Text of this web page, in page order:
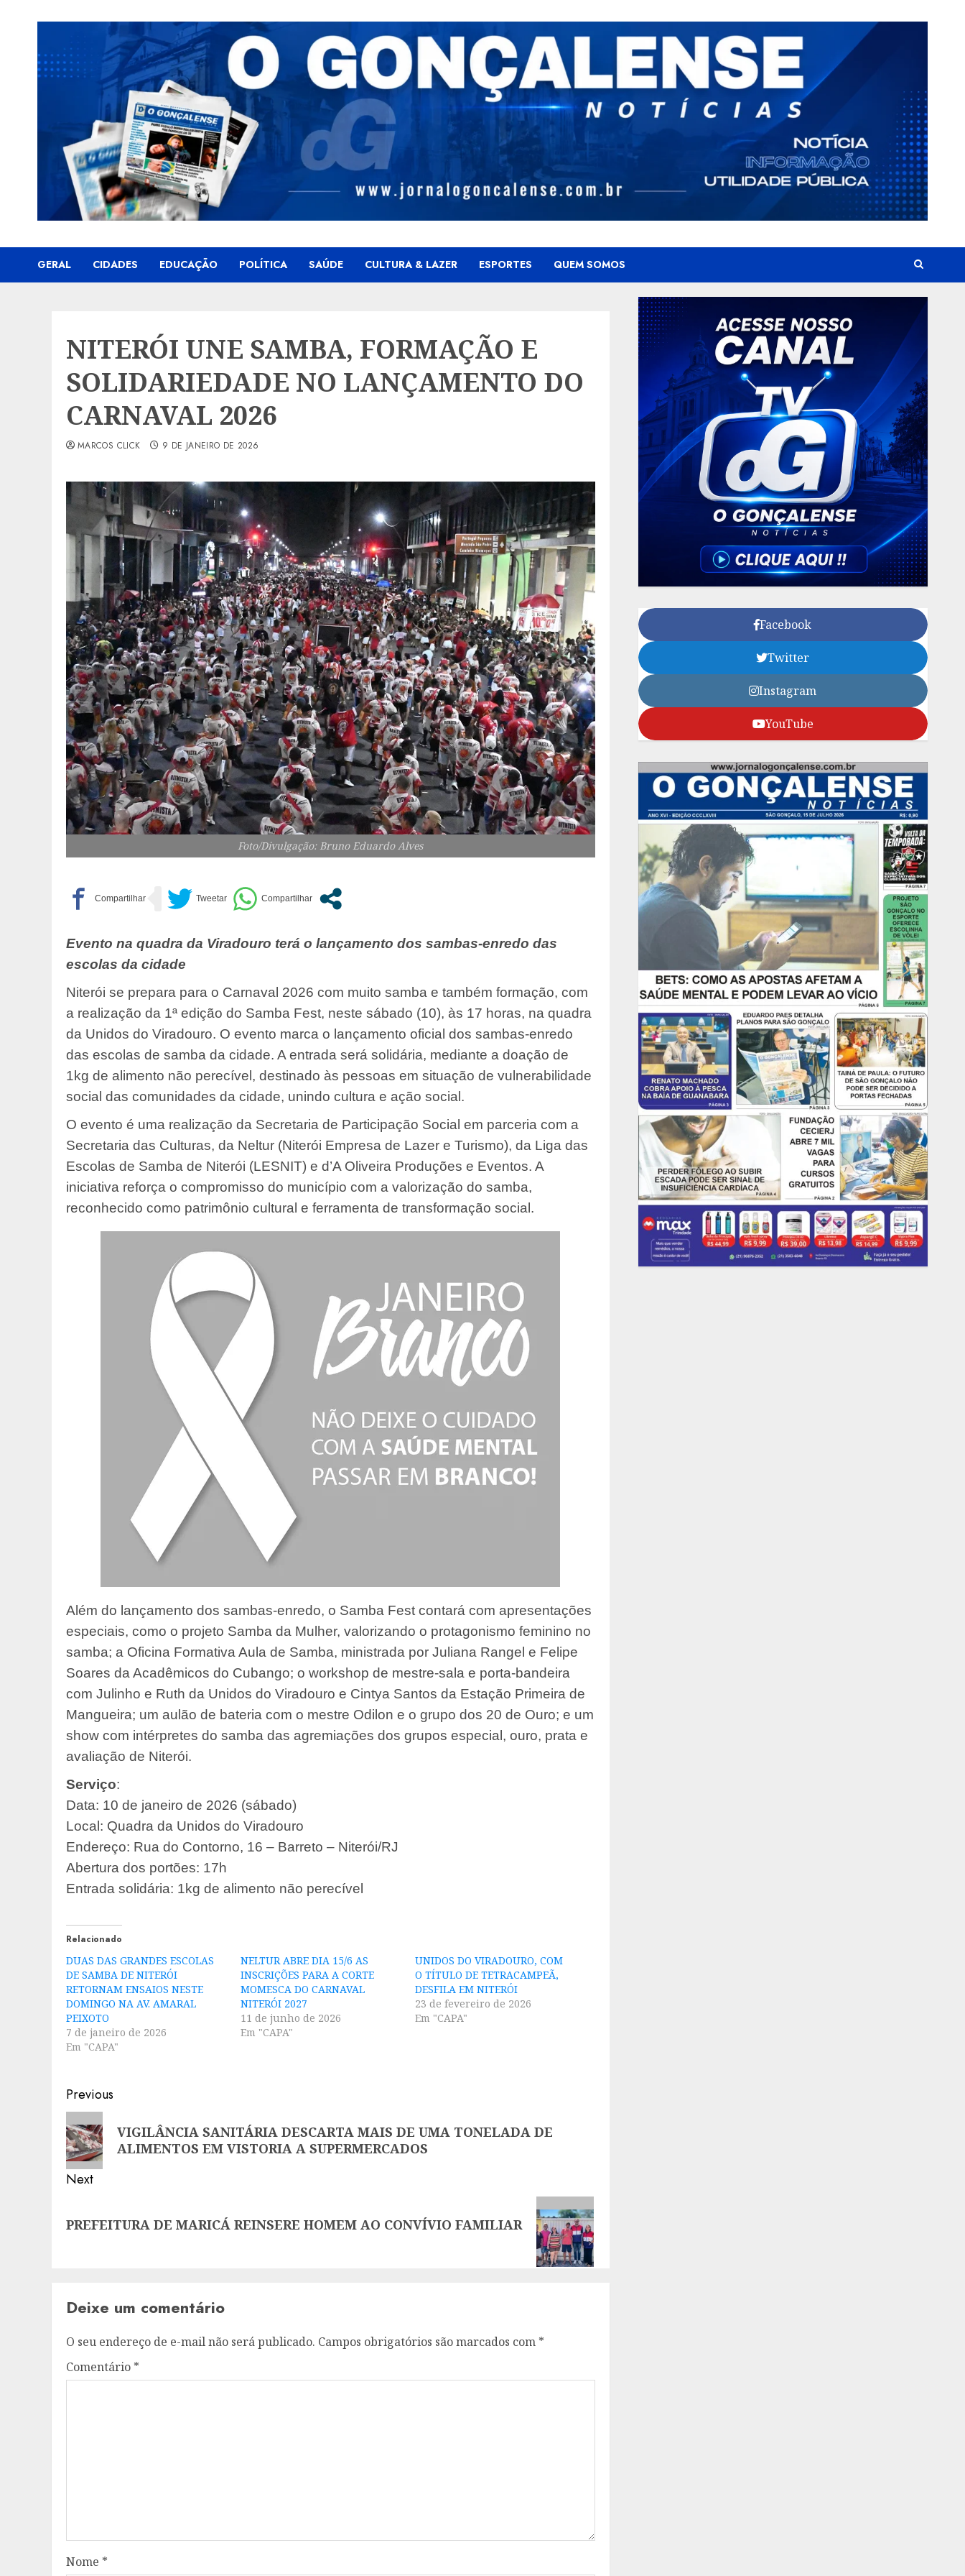
GERAL CIDADES EDUCAÇÃO POLÍTICA SAÚDE CULTURA & LAZER ESPORTES QUEM SOMOS
NITERÓI UNE SAMBA, FORMAÇÃO E
SOLIDARIEDADE NO LANÇAMENTO DO
CARNAVAL 2026
MARCOS CLICK 9 DE JANEIRO DE 2026
Foto/Divulgação: Bruno Eduardo Alves
Evento na quadra da Viradouro terá o lançamento dos sambas-enredo das
escolas da cidade
Niterói se prepara para o Carnaval 2026 com muito samba e também formação, com
a realização da 1ª edição do Samba Fest, neste sábado (10), às 17 horas, na quadra
da Unidos do Viradouro. O evento marca o lançamento oficial dos sambas-enredo
das escolas de samba da cidade. A entrada será solidária, mediante a doação de
1kg de alimento não perecível, destinado às pessoas em situação de vulnerabilidade
social das comunidades da cidade, unindo cultura e ação social.
O evento é uma realização da Secretaria de Participação Social em parceria com a
Secretaria das Culturas, da Neltur (Niterói Empresa de Lazer e Turismo), da Liga das
Escolas de Samba de Niterói (LESNIT) e d’A Oliveira Produções e Eventos. A
iniciativa reforça o compromisso do município com a valorização do samba,
reconhecido como patrimônio cultural e ferramenta de transformação social.
Além do lançamento dos sambas-enredo, o Samba Fest contará com apresentações
especiais, como o projeto Samba da Mulher, valorizando o protagonismo feminino no
samba; a Oficina Formativa Aula de Samba, ministrada por Juliana Rangel e Felipe
Soares da Acadêmicos do Cubango; o workshop de mestre-sala e porta-bandeira
com Julinho e Ruth da Unidos do Viradouro e Cintya Santos da Estação Primeira de
Mangueira; um aulão de bateria com o mestre Odilon e o grupo dos 20 de Ouro; e um
show com intérpretes do samba das agremiações dos grupos especial, ouro, prata e
avaliação de Niterói.
Serviço:
Data: 10 de janeiro de 2026 (sábado)
Local: Quadra da Unidos do Viradouro
Endereço: Rua do Contorno, 16 – Barreto – Niterói/RJ
Abertura dos portões: 17h
Entrada solidária: 1kg de alimento não perecível
Relacionado
DUAS DAS GRANDES ESCOLAS
DE SAMBA DE NITERÓI
RETORNAM ENSAIOS NESTE
DOMINGO NA AV. AMARAL
PEIXOTO
7 de janeiro de 2026
Em "CAPA"
NELTUR ABRE DIA 15/6 AS
INSCRIÇÕES PARA A CORTE
MOMESCA DO CARNAVAL
NITERÓI 2027
11 de junho de 2026
Em "CAPA"
UNIDOS DO VIRADOURO, COM
O TÍTULO DE TETRACAMPEÃ,
DESFILA EM NITERÓI
23 de fevereiro de 2026
Em "CAPA"
Post
navigation
Previous
Previous
post:
VIGILÂNCIA SANITÁRIA DESCARTA MAIS DE UMA TONELADA DE
ALIMENTOS EM VISTORIA A SUPERMERCADOS
Next
post:
PREFEITURA DE MARICÁ REINSERE HOMEM AO CONVÍVIO FAMILIAR
Deixe um comentário
O seu endereço de e-mail não será publicado. Campos obrigatórios são marcados com *
Comentário *
Nome *
Facebook
Twitter
Instagram
YouTube